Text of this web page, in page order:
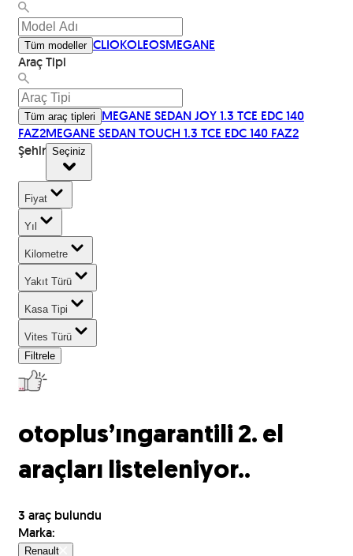
Tüm modeller CLIOKOLEOSMEGANE
Araç Tipi
Tüm araç tipleri MEGANE SEDAN JOY 1.3 TCE EDC 140
FAZ2MEGANE SEDAN TOUCH 1.3 TCE EDC 140 FAZ2
Şehir
Seçiniz
Fiyat
Yıl
Kilometre
Yakıt Türü
Kasa Tipi
Vites Türü
Filtrele
otoplus’ıngarantili 2. el
araçları listeleniyor..
3araç bulundu
Marka:
Renault